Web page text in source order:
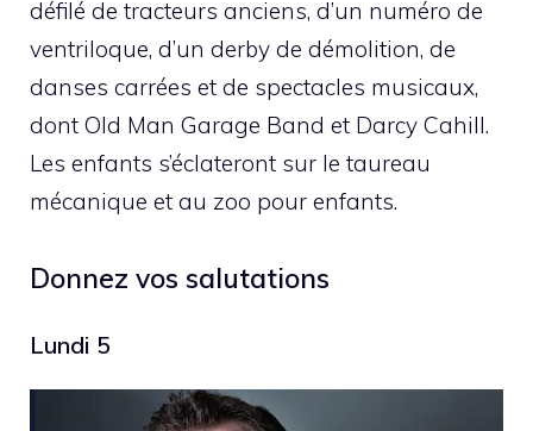
défilé de tracteurs anciens, d’un numéro de
ventriloque, d’un derby de démolition, de
danses carrées et de spectacles musicaux,
dont Old Man Garage Band et Darcy Cahill.
Les enfants s’éclateront sur le taureau
mécanique et au zoo pour enfants.
Donnez vos salutations
Lundi 5